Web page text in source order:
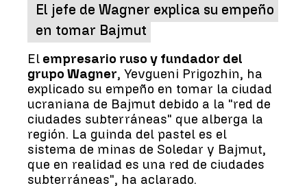
El jefe de Wagner explica su empeño
en tomar Bajmut
El empresario ruso y fundador del
grupo Wagner, Yevgueni Prigozhin, ha
explicado su empeño en tomar la ciudad
ucraniana de Bajmut debido a la "red de
ciudades subterráneas" que alberga la
región. La guinda del pastel es el
sistema de minas de Soledar y Bajmut,
que en realidad es una red de ciudades
subterráneas", ha aclarado.